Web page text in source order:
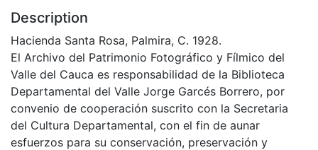
Description
Hacienda Santa Rosa, Palmira, C. 1928.
El Archivo del Patrimonio Fotográfico y Fílmico del
Valle del Cauca es responsabilidad de la Biblioteca
Departamental del Valle Jorge Garcés Borrero, por
convenio de cooperación suscrito con la Secretaria
del Cultura Departamental, con el fin de aunar
esfuerzos para su conservación, preservación y